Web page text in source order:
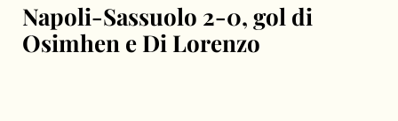
Napoli-Sassuolo 2-0, gol di
Osimhen e Di Lorenzo